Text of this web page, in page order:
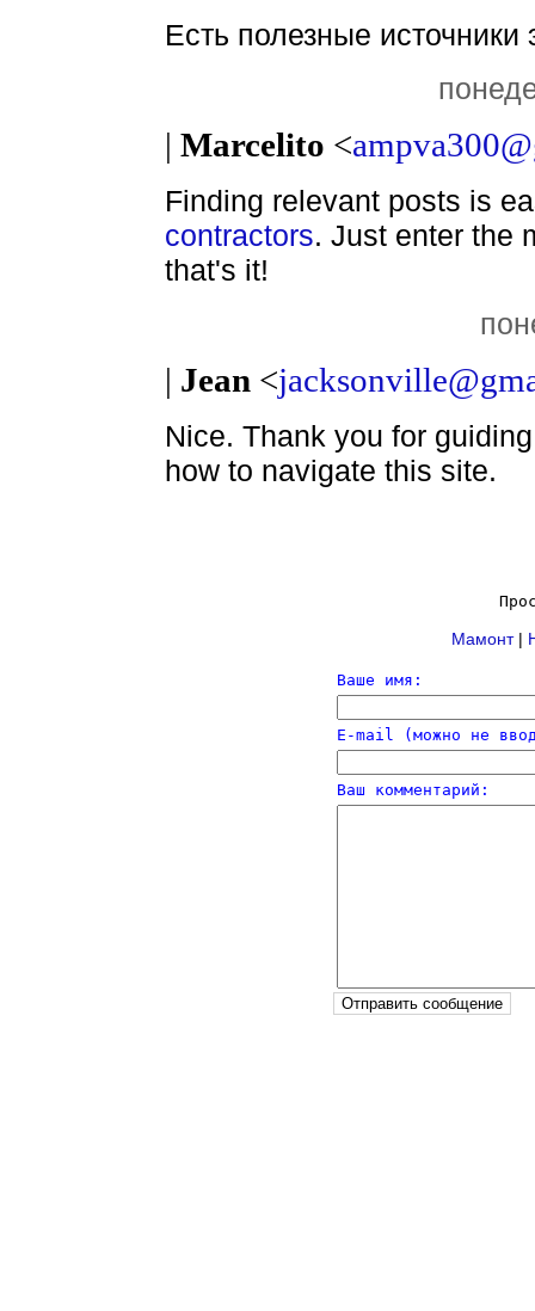
Есть полезные источники
| Marcelito <
Finding relevant posts is
contractors. Just enter the
that's it!
| Jean <
Nice. Thank you for
how to navigate this site.
Мамонт|
Ваше имя:
E-mail (можно не
Ваш комментарий: